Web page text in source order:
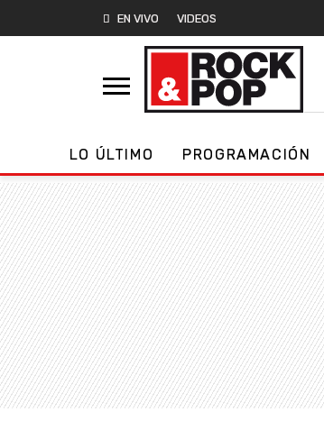
EN VIVO VIDEOS
LO ÚLTIMO PROGRAMACIÓN